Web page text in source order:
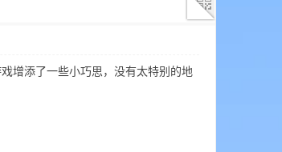
增添了一些小巧思，没有太特别的地